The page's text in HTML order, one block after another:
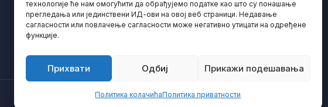
технологије ће нам омогућити да обрађујемо податке као што су понашање
прегледања или јединствени ИД-ови на овој веб страници. Недавање
сагласности или повлачење сагласности може негативно утицати на одређене
функције.
Прихвати Одбиј Прикажи подешавања
Политика колачићаПолитика приватности